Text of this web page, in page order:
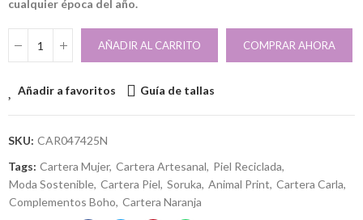
cualquier época del año.
AÑADIR AL CARRITO COMPRAR AHORA
Añadir a favoritos Guía de tallas
SKU: CAR047425N
Tags: Cartera Mujer Cartera Artesanal Piel Reciclada
Moda Sostenible Cartera Piel Soruka Animal Print Cartera Carla
Complementos Boho Cartera Naranja